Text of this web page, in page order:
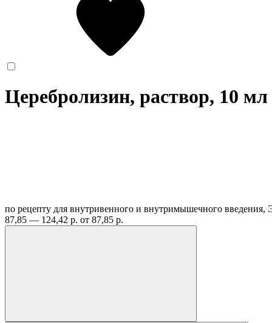
Церебролизин, раствор, 10 мл
по рецепту для внутривенного и внутримышечного
87,85 — 124,42 р. от 87,85 р.